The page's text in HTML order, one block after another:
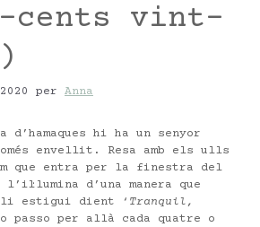
cents vint-
per Anna
hi ha un senyor
envellit. Resa amb els ulls
que entra per la finestra del
d’una manera que
li estigui dient ‘ Tranquil,
passo per allà cada quatre o